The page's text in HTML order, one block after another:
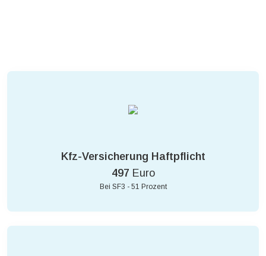
Kfz-Versicherung Haftpflicht
497 Euro
Bei SF3 - 51 Prozent